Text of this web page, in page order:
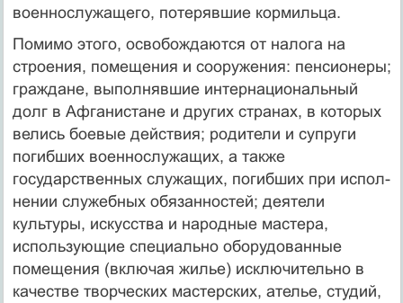
военнослужащего, потерявшие кормильца.
Помимо этого, освобождаются от налога на
строения, помещения и сооруже­ния: пенсионеры;
граждане, выполнявшие интернациональный
долг в Афганиста­не и других странах, в которых
велись боевые действия; родители и супруги
погиб­ших военнослужащих, а также
государственных служащих, погибших при испол­
нении служебных обязанностей; деятели
культуры, искусства и народные мастера,
использующие специально оборудованные
помещения (включая жилье) исключи­тельно в
качестве творческих мастерских, ателье, студий,